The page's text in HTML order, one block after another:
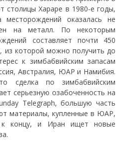
столицы Хараре в 1980-е годы,
месторождений оказалась не
на металл. По некоторым
составляет почти 450
из которой можно получить до
к зимбабвийским запасам
Австралия, ЮАР и Намибия.
сделка по зимбабвийским
серьезную озабоченность на
Telegraph, большую часть
материалы, купленные в ЮАР,
концу, и Иран ищет новые